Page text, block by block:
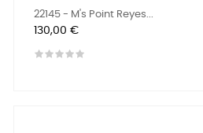
22145 - M's Point Reyes...
Prix
130,00 €